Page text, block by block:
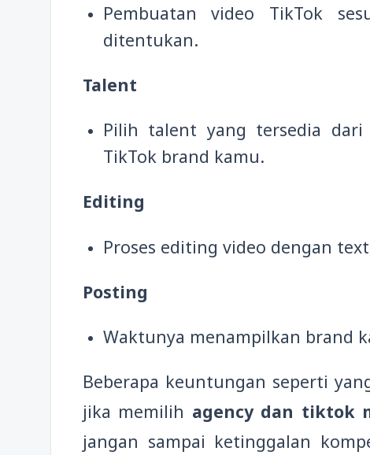
Pembuatan video TikTok
ditentukan.
Talent
Pilih talent yang tersedia
TikTok brand kamu.
Editing
Proses editing video dengan
Posting
Waktunya menampilkan brand
Beberapa keuntungan seperti
jika memilih agency dan tiktok
jangan sampai ketinggalan